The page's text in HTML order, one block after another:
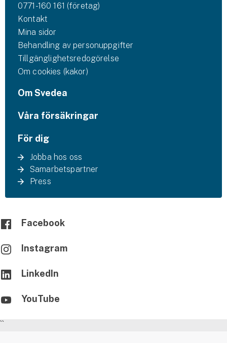
0771-160 161 (företag)
Kontakt
Mina sidor
Behandling av personuppgifter
Tillgänglighetsredogörelse
Om cookies (kakor)
Om Svedea
Våra försäkringar
För dig
Jobba hos oss
Samarbetspartner
Press
Facebook
Instagram
LinkedIn
YouTube
``